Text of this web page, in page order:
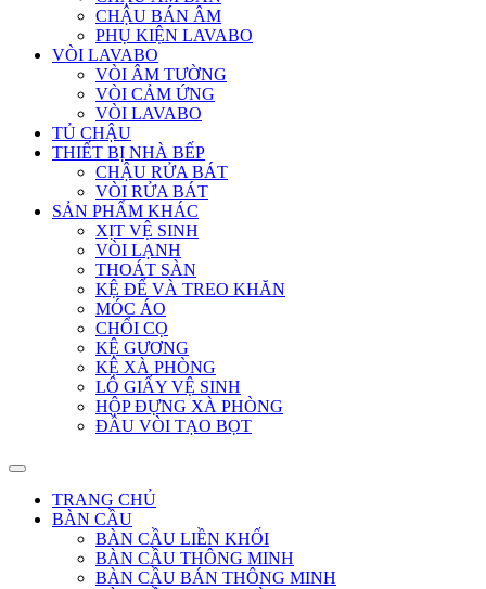
CHẬU BÁN ÂM
PHỤ KIỆN LAVABO
VÒI LAVABO
VÒI ÂM TƯỜNG
VÒI CẢM ỨNG
VÒI LAVABO
TỦ CHẬU
THIẾT BỊ NHÀ BẾP
CHẬU RỬA BÁT
VÒI RỬA BÁT
SẢN PHẨM KHÁC
XỊT VỆ SINH
VÒI LẠNH
THOÁT SÀN
KỆ ĐỂ VÀ TREO KHĂN
MÓC ÁO
CHỔI CỌ
KỆ GƯƠNG
KỆ XÀ PHÒNG
LÔ GIẤY VỆ SINH
HỘP ĐỰNG XÀ PHÒNG
ĐẦU VÒI TẠO BỌT
TRANG CHỦ
BÀN CẦU
BÀN CẦU LIỀN KHỐI
BÀN CẦU THÔNG MINH
BÀN CẦU BÁN THÔNG MINH